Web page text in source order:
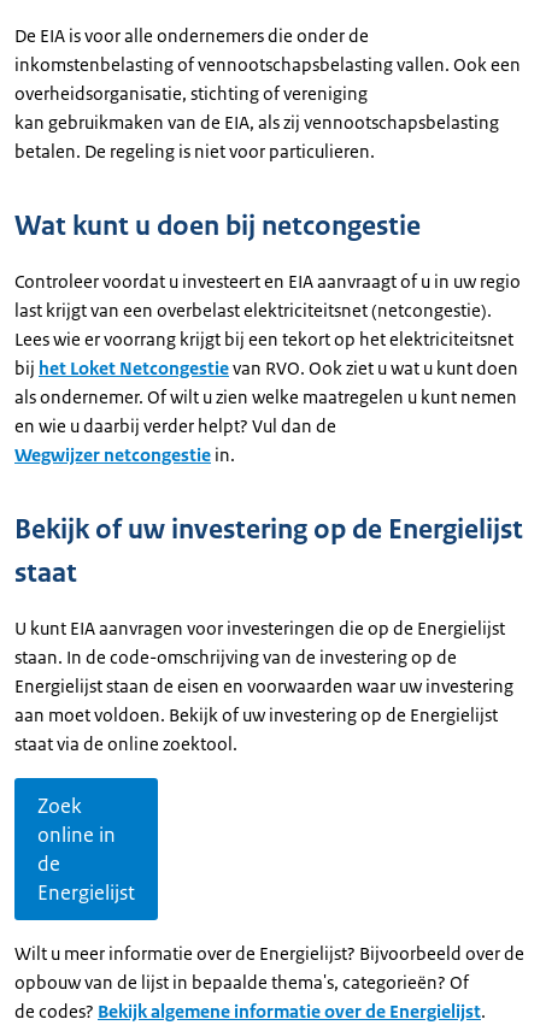
De EIA is voor alle ondernemers die onder de
inkomstenbelasting of vennootschapsbelasting vallen. Ook een
overheidsorganisatie, stichting of vereniging
kan gebruikmaken van de EIA, als zij vennootschapsbelasting
betalen. De regeling is niet voor particulieren.
Wat kunt u doen bij netcongestie
Controleer voordat u investeert en EIA aanvraagt of u in uw regio
last krijgt van een overbelast elektriciteitsnet (netcongestie).
Lees wie er voorrang krijgt bij een tekort op het elektriciteitsnet
bij het Loket Netcongestievan RVO. Ook ziet u wat u kunt doen
als ondernemer. Of wilt u zien welke maatregelen u kunt nemen
en wie u daarbij verder helpt? Vul dan de
Wegwijzer netcongestie in.
Bekijk of uw investering op de Energielijst
staat
U kunt EIA aanvragen voor investeringen die op de Energielijst
staan. In de code-omschrijving van de investering op de
Energielijst staan de eisen en voorwaarden waar uw investering
aan moet voldoen. Bekijk of uw investering op de Energielijst
staat via de online zoektool.
Zoek
online in
de
Energielijst
Wilt u meer informatie over de Energielijst? Bijvoorbeeld over de
opbouw van de lijst in bepaalde thema's, categorieën? Of
de codes? Bekijk algemene informatie over de Energielijst.